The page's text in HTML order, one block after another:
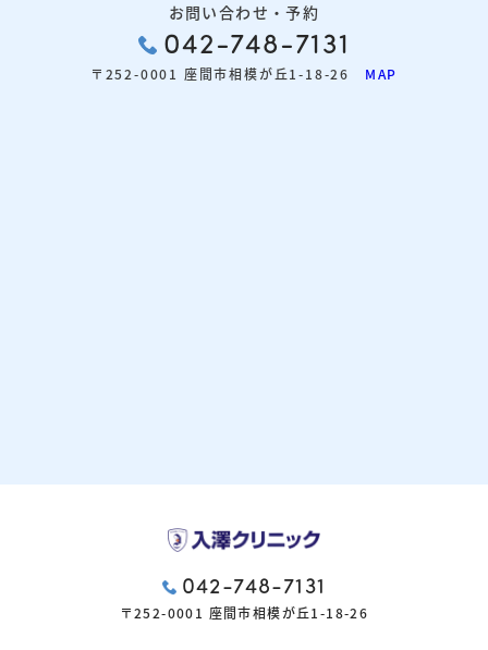
お問い合わせ・予約
042-748-7131
〒252-0001 座間市相模が丘1-18-26 MAP
042-748-7131
〒252-0001 座間市相模が丘1-18-26